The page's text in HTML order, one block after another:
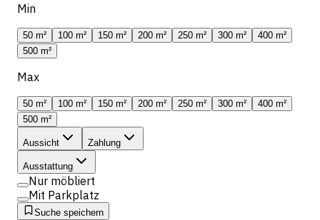
Min
50 m² 100 m² 150 m² 200 m² 250 m² 300 m²
400 m²
500 m²
Max
50 m² 100 m² 150 m² 200 m² 250 m² 300 m²
400 m²
500 m²
Aussicht Zahlung
Ausstattung
Nur möbliert
Mit Parkplatz
Suche speichern